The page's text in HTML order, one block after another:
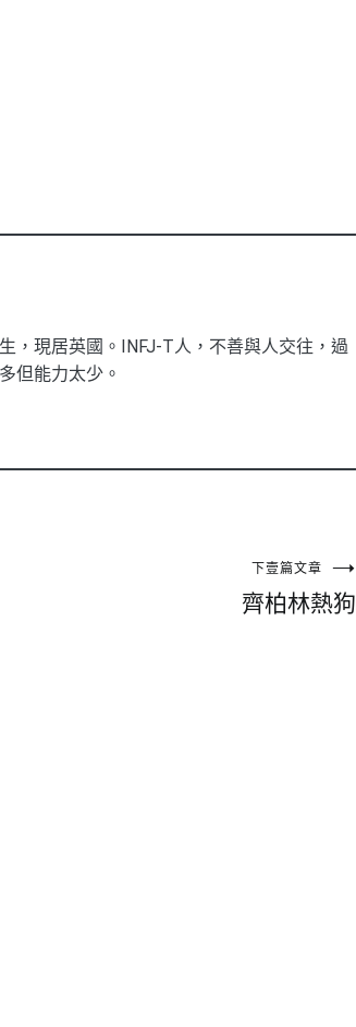
，現居英國。INFJ-T人，不善與人交往，過
但能力太少。
下壹篇文章
齊柏林熱狗